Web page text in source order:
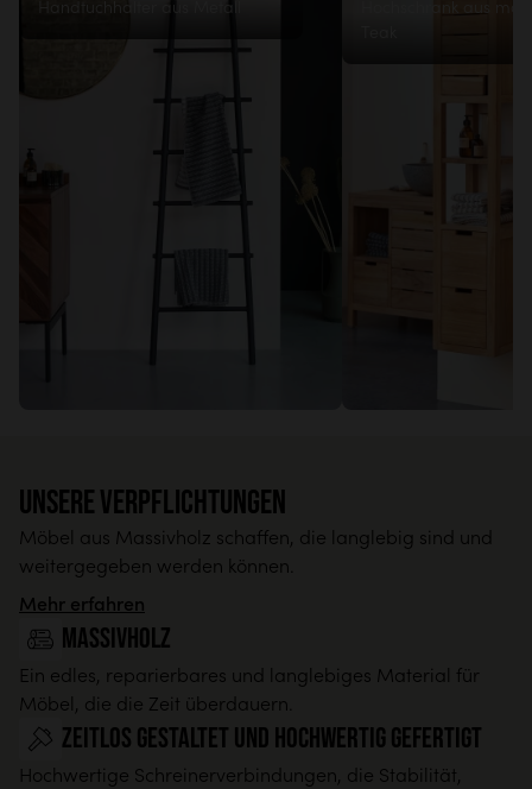
Handtuchhalter aus Metall
Unsere Verpflichtungen
Möbel aus Massivholz schaffen, die langlebig sind und
weitergegeben werden können.
Mehr erfahren
Massivholz
Ein edles, reparierbares und langlebiges Material für
Möbel, die die Zeit überdauern.
Zeitlos gestaltet und hochwertig gefertigt
Hochwertige Schreinerverbindungen, die Stabilität,